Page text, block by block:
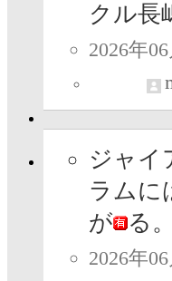
クル長
2026年
ジャイ
ラムに
が
る。
2026年